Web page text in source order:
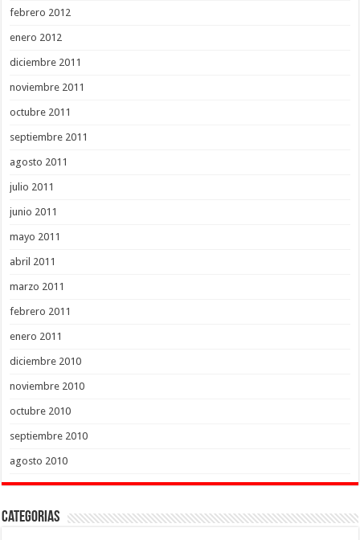
febrero 2012
enero 2012
diciembre 2011
noviembre 2011
octubre 2011
septiembre 2011
agosto 2011
julio 2011
junio 2011
mayo 2011
abril 2011
marzo 2011
febrero 2011
enero 2011
diciembre 2010
noviembre 2010
octubre 2010
septiembre 2010
agosto 2010
Categorias